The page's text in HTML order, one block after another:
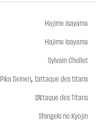
Hajime Isayama
Hajime Isayama
Sylvain Chollet
Pika Seinen, L'attaque des titans
L'Attaque des Titans
Shingeki no Kyojin